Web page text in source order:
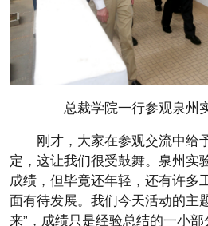
总裁学院一行参观泉州
刚才，大家在参观交流中给
定，这让我们很受鼓舞。泉州实
成绩，但毕竟还年轻，还有许多
面有待发展。我们今天活动的主
来”，成绩只是经验总结的一小